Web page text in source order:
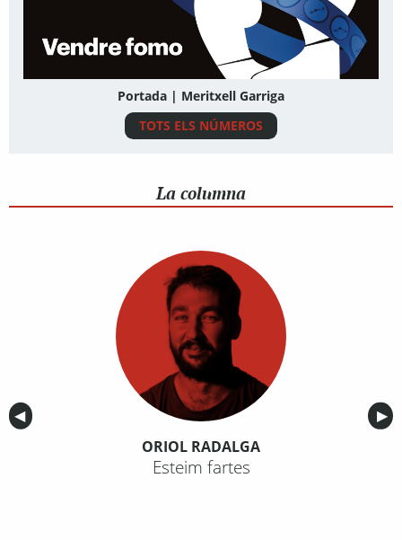
Portada | Meritxell Garriga
TOTS ELS NÚMEROS
La columna
Anterior
◀︎ ▶︎
ORIOL RADALGA
Esteim fartes